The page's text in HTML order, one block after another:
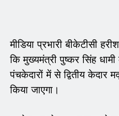
मीडिया प्रभारी बीकेटीसी
कि मुख्यमंत्री पुष्कर सिंह
पंचकेदारों में से द्वितीय केदार
किया जाएगा।